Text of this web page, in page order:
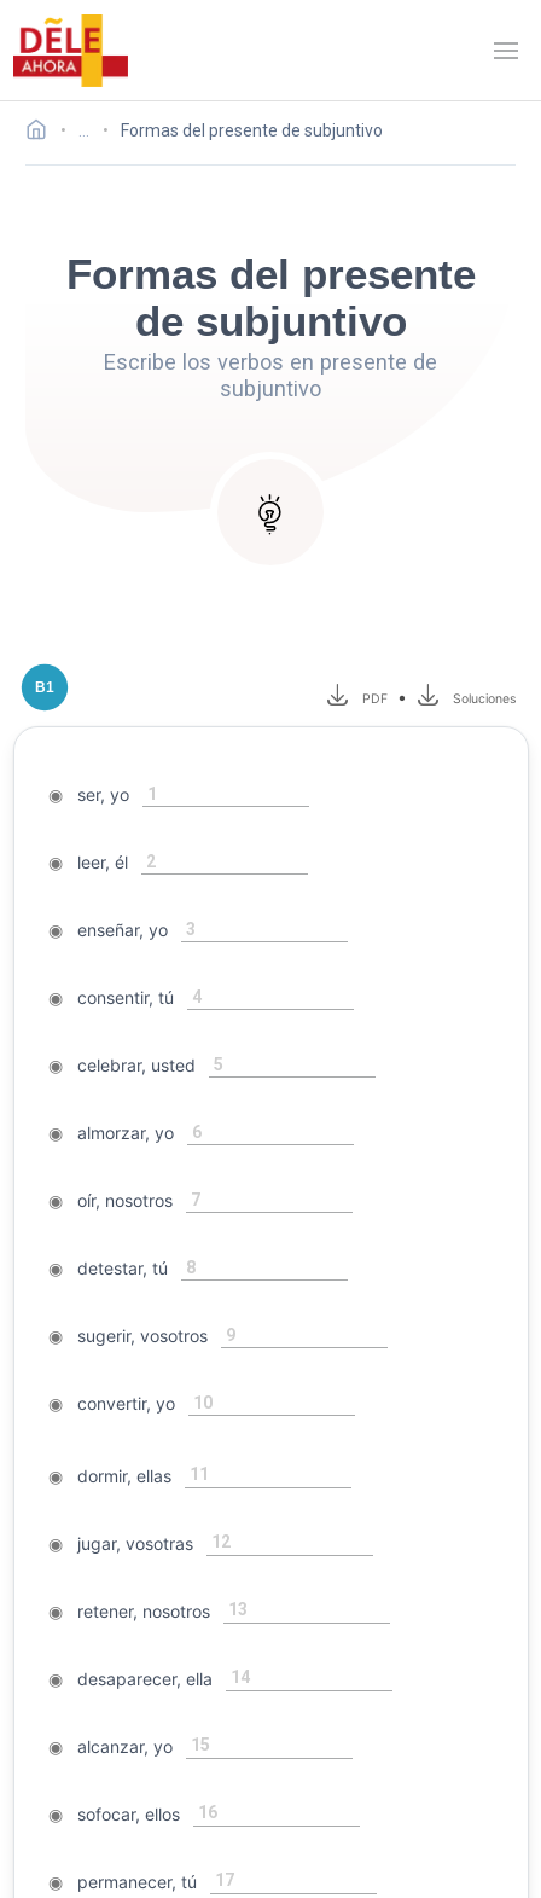
Formas del presente de subjuntivo
Formas del presente
de subjuntivo
Escribe los verbos en presente de
subjuntivo
B1
PDF • Soluciones
◉ser, yo 1
◉leer, él 2
◉enseñar, yo 3
◉consentir, tú 4
◉celebrar, usted 5
◉almorzar, yo 6
◉oír, nosotros 7
◉detestar, tú 8
◉sugerir, vosotros 9
◉convertir, yo 10
◉dormir, ellas 11
◉jugar, vosotras 12
◉retener, nosotros 13
◉desaparecer, ella 14
◉alcanzar, yo 15
◉sofocar, ellos 16
◉permanecer, tú 17